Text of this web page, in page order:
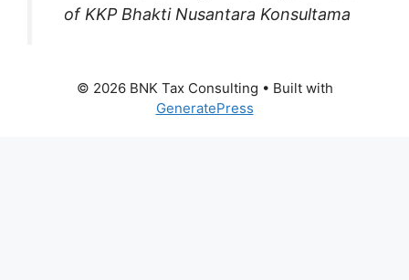
of KKP Bhakti Nusantara Konsultama
© 2026 BNK Tax Consulting • Built with
GeneratePress